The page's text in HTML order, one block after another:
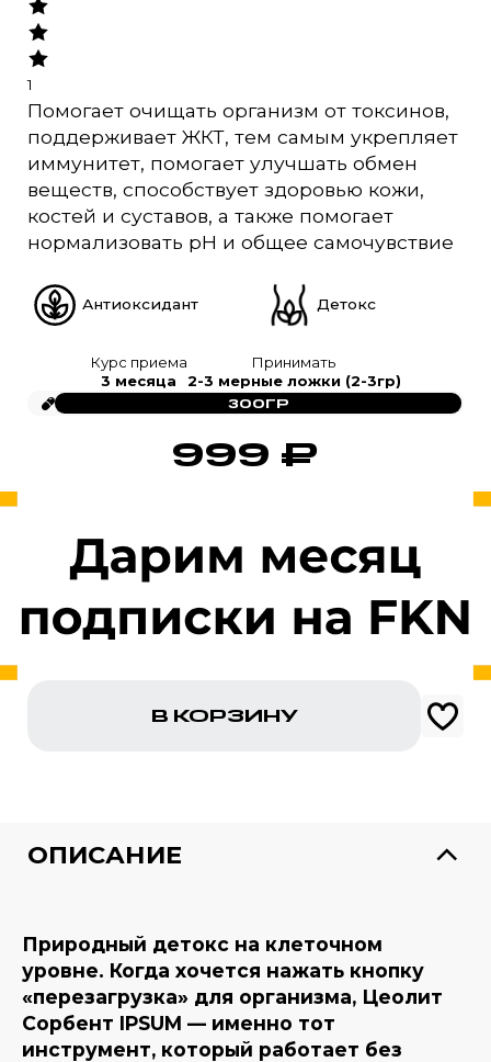
1
Помогает очищать организм от токсинов,
поддерживает ЖКТ, тем самым укрепляет
иммунитет, помогает улучшать обмен
веществ, способствует здоровью кожи,
костей и суставов, а также помогает
нормализовать pH и общее самочувствие
Антиоксидант Детокс
Курс приема
3 месяца
Принимать
2-3 мерные ложки (2-3гр)
300ГР
999 ₽
В КОРЗИНУ
ОПИСАНИЕ
Природный детокс на клеточном
уровне. Когда хочется нажать кнопку
«перезагрузка» для организма, Цеолит
Сорбент IPSUM — именно тот
инструмент, который работает без